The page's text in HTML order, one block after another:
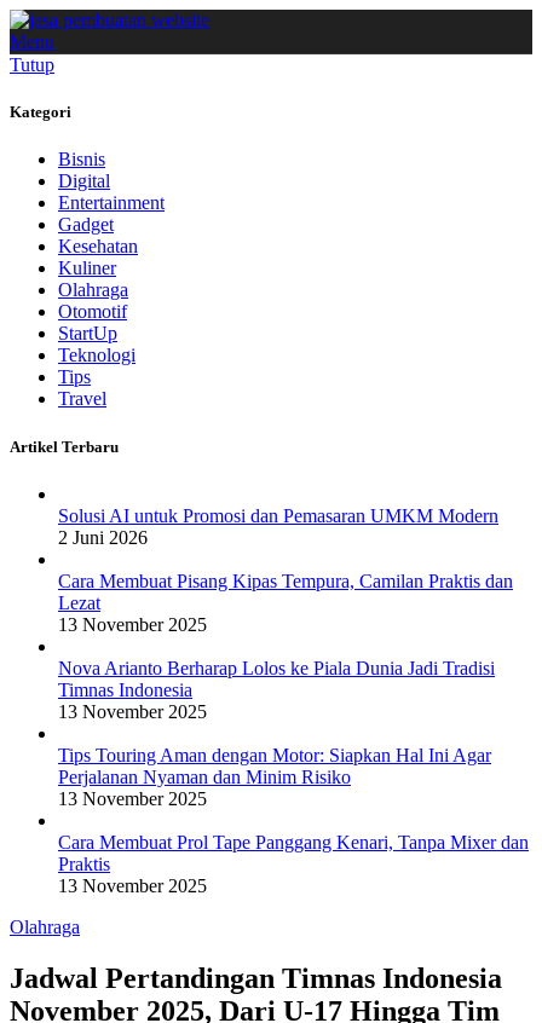
Menu
Tutup
Kategori
Bisnis
Digital
Entertainment
Gadget
Kesehatan
Kuliner
Olahraga
Otomotif
StartUp
Teknologi
Tips
Travel
Artikel Terbaru
Solusi AI untuk Promosi dan Pemasaran UMKM Modern
2 Juni 2026
Cara Membuat Pisang Kipas Tempura, Camilan Praktis dan
Lezat
13 November 2025
Nova Arianto Berharap Lolos ke Piala Dunia Jadi Tradisi
Timnas Indonesia
13 November 2025
Tips Touring Aman dengan Motor: Siapkan Hal Ini Agar
Perjalanan Nyaman dan Minim Risiko
13 November 2025
Cara Membuat Prol Tape Panggang Kenari, Tanpa Mixer dan
Praktis
13 November 2025
Olahraga
Jadwal Pertandingan Timnas Indonesia
November 2025, Dari U-17 Hingga Tim